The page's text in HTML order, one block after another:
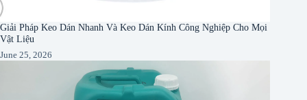
Giải Pháp Keo Dán Nhanh Và Keo Dán Kính Công Nghiệp Cho Mọi
Vật Liệu
June 25, 2026